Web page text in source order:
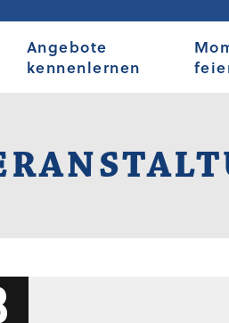
Angebote
kennenlernen